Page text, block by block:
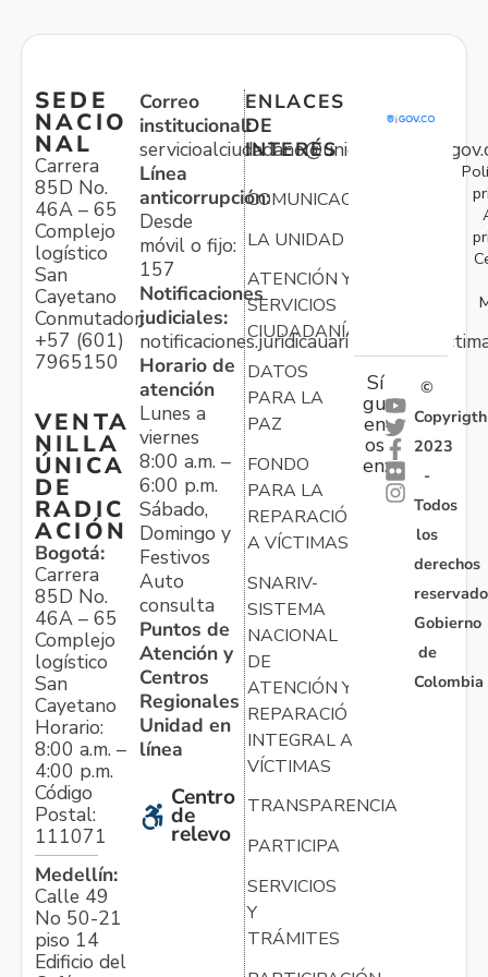
SEDE
NACIO
NAL
Carrera
85D No.
46A – 65
Complejo
logístico
San
Cayetano
Conmutador:
+57 (601)
7965150
VENTA
NILLA
ÚNICA
DE
RADIC
ACIÓN
Bogotá:
Carrera
85D No.
46A – 65
Complejo
logístico
San
Cayetano
Horario:
8:00 a.m. –
4:00 p.m.
Código
Postal:
111071
Medellín:
Calle 49
No 50-21
piso 14
Edificio del
Correo
institucional:
Línea
anticorrupción:
Desde
móvil o fijo:
157
Notificaciones
judiciales:
Horario de
atención
Lunes a
viernes
8:00 a.m. –
6:00 p.m.
Sábado,
Domingo y
Festivos
Auto
consulta
Puntos de
Atención y
Centros
Regionales
Unidad en
línea
Centro
de
relevo
ENLACES
DE
INTERÉS
COMUNICACIONES
LA UNIDAD
ATENCIÓN Y
SERVICIOS
CIUDADANÍA
DATOS
PARA LA
PAZ
FONDO
PARA LA
REPARACIÓN
A VÍCTIMAS
SNARIV-
SISTEMA
NACIONAL
DE
ATENCIÓN Y
REPARACIÓN
INTEGRAL A
VÍCTIMAS
TRANSPARENCIA
PARTICIPA
SERVICIOS
Y
TRÁMITES
Sí
gu
en
os
en:
©
Copyrigth
2023
-
Todos
los
derechos
Gobierno
de
Colombia